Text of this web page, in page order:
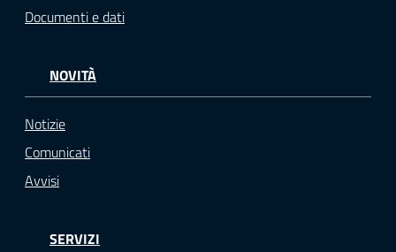
Documenti e dati
NOVITÀ
Notizie
Comunicati
Avvisi
SERVIZI